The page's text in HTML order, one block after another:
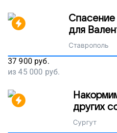
для
Ставрополь
37 900 руб.
из45 000 руб.
других
Сургут